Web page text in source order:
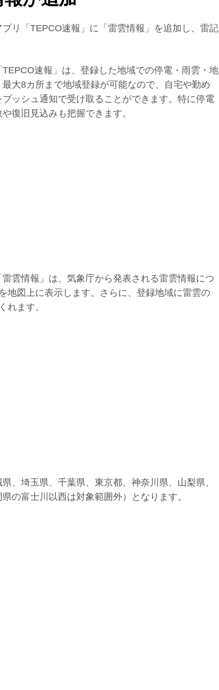
リ「TEPCO速報」に「雷雲情報」を追加し、雷記
速報」は、登録した地域での停電・雨雲・地
大8カ所まで地域登録が可能なので、自宅や勤め
ッシュ通知で受け取ることができます。特に停電
復旧見込みも把握できます。
雲情報」は、気象庁から発表される雷雲情報につ
地図上に表示します。さらに、登録地域に雷雲の
れます。
、埼玉県、千葉県、東京都、神奈川県、山梨県、
の富士川以西は対象範囲外）となります。